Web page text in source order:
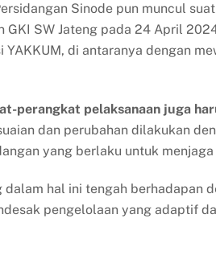
Sinode pun muncul
GKI SW Jateng pada 24 April
di antaranya dengan
perangkat pelaksanaan juga
dan perubahan dilakukan
yang berlaku untuk menjaga
hal ini tengah berhadapan
pengelolaan yang adaptif